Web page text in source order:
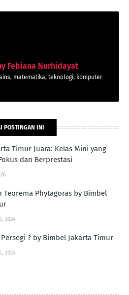
Febiana Nurhidayat
matematika, teknologi, komputer
POSTINGAN INI
Timur Juara: Kelas Mini yang
dan Berprestasi
Teorema Phytagoras by Bimbel
2024
? by Bimbel Jakarta Timur
2024